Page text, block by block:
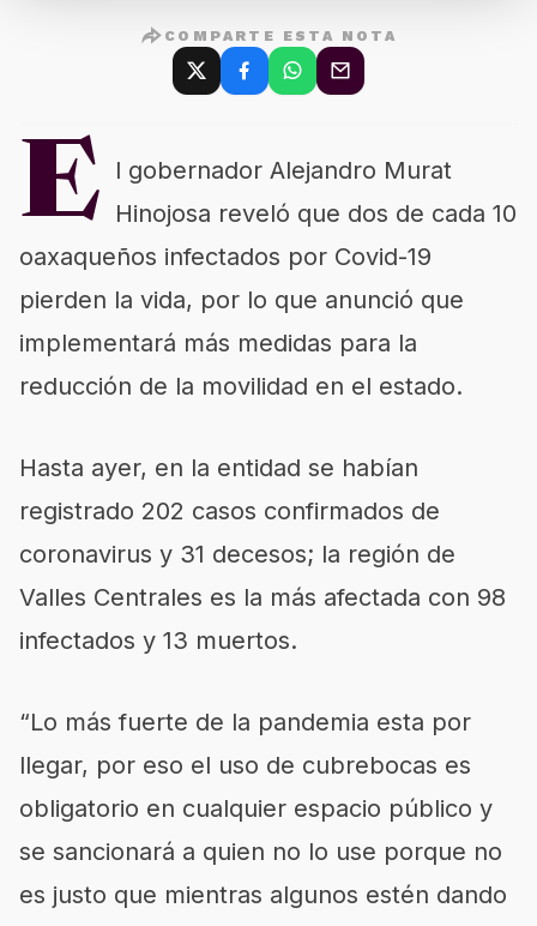
COMPARTE ESTA NOTA
E
l gobernador Alejandro Murat
Hinojosa reveló que dos de cada 10
oaxaqueños infectados por Covid-19
pierden la vida, por lo que anunció que
implementará más medidas para la
reducción de la movilidad en el estado.
Hasta ayer, en la entidad se habían
registrado 202 casos confirmados de
coronavirus y 31 decesos; la región de
Valles Centrales es la más afectada con 98
infectados y 13 muertos.
“Lo más fuerte de la pandemia esta por
llegar, por eso el uso de cubrebocas es
obligatorio en cualquier espacio público y
se sancionará a quien no lo use porque no
es justo que mientras algunos estén dando